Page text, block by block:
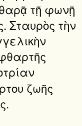
τῇ φωνῇ
Σταυρὸς τὴν
ζωῆς